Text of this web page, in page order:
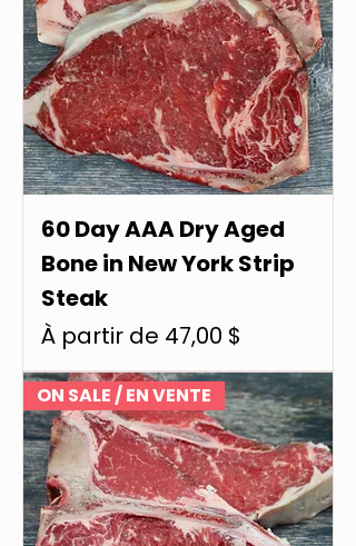
60 Day AAA Dry Aged
Bone in New York Strip
Steak
À partir de 47,00 $
Prix promotionnel
ON SALE / EN VENTE